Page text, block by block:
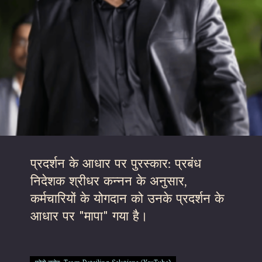
प्रदर्शन के आधार पर पुरस्कार: प्रबंध
निदेशक श्रीधर कन्नन के अनुसार,
कर्मचारियों के योगदान को उनके प्रदर्शन के
आधार पर "मापा" गया है।